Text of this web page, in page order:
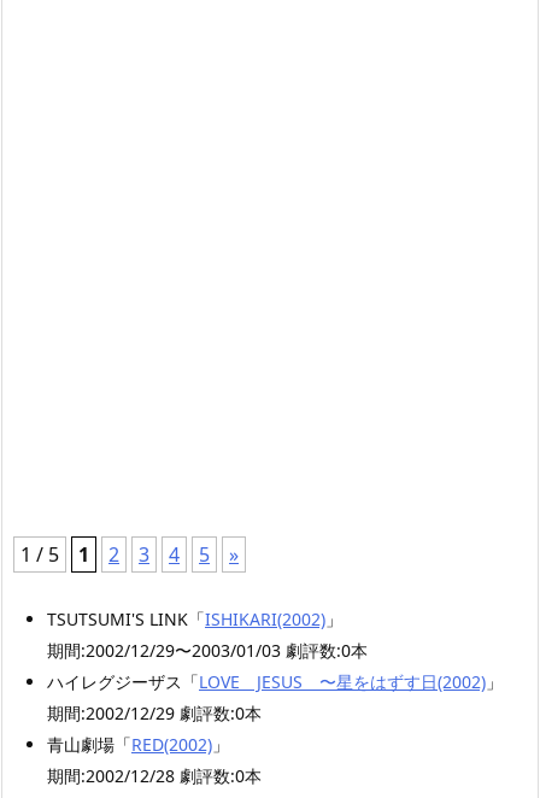
1 / 5 1 2 3 4 5 »
TSUTSUMI'S LINK「ISHIKARI(2002) 」
期間:2002/12/29〜2003/01/03 劇評数:0本
ハイレグジーザス「LOVE JESUS 〜星をはずす日(2002) 」
期間:2002/12/29 劇評数:0本
青山劇場「RED(2002) 」
期間:2002/12/28 劇評数:0本